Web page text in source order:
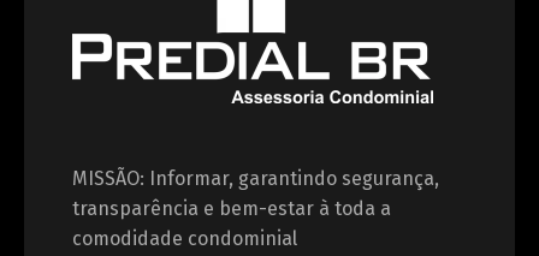
MISSÃO: Informar, garantindo segurança,
transparência e bem-estar à toda a
comodidade condominial